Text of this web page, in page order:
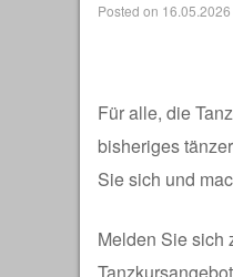
Posted on 16.05.2026
Für alle, die
bisheriges
Sie sich und
Melden Sie sich